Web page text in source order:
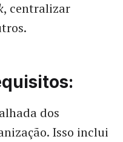
, centralizar
dos
Isso inclui